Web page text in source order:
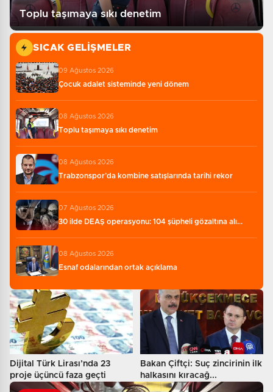
Toplu taşımaya sıkı denetim
SICAK GELIŞMELER
09 Ağustos 2026
Çocuk adalet sisteminde yeni dönem
08 Ağustos 2026
Toplu taşımaya sıkı denetim
08 Ağustos 2026
Trabzonspor’da kombine satışlarında tarihi rekor
07 Ağustos 2026
30 ilde DEAŞ operasyonu: 104 şüpheli gözaltına alı...
08 Ağustos 2026
Esnaf odalarından ortak açıklama
Dijital Türk Lirası’nda 23
proje üçüncü faza geçti
Bakan Çiftçi: Suç zincirinin ilk
halkasını kıracağ...